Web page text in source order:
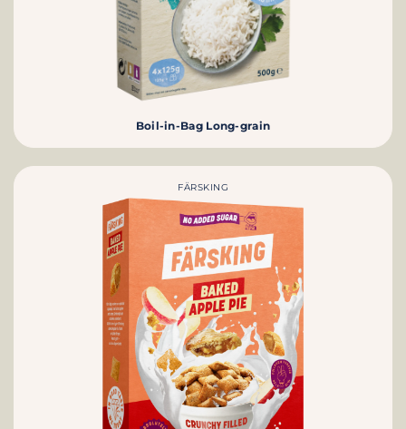
Boil-in-Bag Long-grain
FÄRSKING